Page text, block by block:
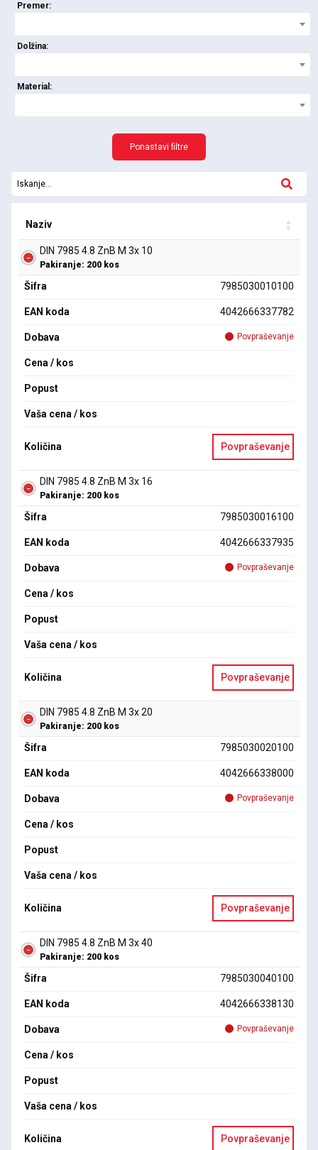
Premer:
Dolžina:
Material:
Ponastavi filtre
Naziv
DIN 7985 4.8 ZnB M 3x 10
Pakiranje: 200 kos
Šifra 7985030010100
EAN koda 4042666337782
Dobava Povpraševanje
Cena / kos
Popust
Vaša cena / kos
Količina Povpraševanje
DIN 7985 4.8 ZnB M 3x 16
Pakiranje: 200 kos
Šifra 7985030016100
EAN koda 4042666337935
Dobava Povpraševanje
Cena / kos
Popust
Vaša cena / kos
Količina Povpraševanje
DIN 7985 4.8 ZnB M 3x 20
Pakiranje: 200 kos
Šifra 7985030020100
EAN koda 4042666338000
Dobava Povpraševanje
Cena / kos
Popust
Vaša cena / kos
Količina Povpraševanje
DIN 7985 4.8 ZnB M 3x 40
Pakiranje: 200 kos
Šifra 7985030040100
EAN koda 4042666338130
Dobava Povpraševanje
Cena / kos
Popust
Vaša cena / kos
Količina Povpraševanje